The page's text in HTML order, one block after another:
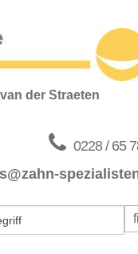
der Straeten
0228 / 65